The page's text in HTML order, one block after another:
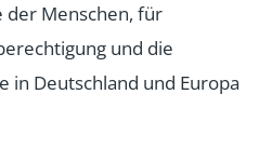
der Menschen, für
und die
in Deutschland und Europa